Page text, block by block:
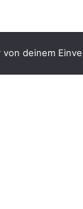
deinem